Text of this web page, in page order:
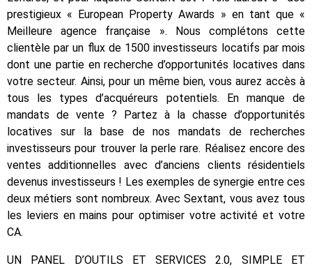
prestigieux « European Property Awards » en tant que «
Meilleure agence française ». Nous complétons cette
clientèle par un flux de 1500 investisseurs locatifs par mois
dont une partie en recherche d’opportunités locatives dans
votre secteur. Ainsi, pour un même bien, vous aurez accès à
tous les types d’acquéreurs potentiels. En manque de
mandats de vente ? Partez à la chasse d’opportunités
locatives sur la base de nos mandats de recherches
investisseurs pour trouver la perle rare. Réalisez encore des
ventes additionnelles avec d’anciens clients résidentiels
devenus investisseurs ! Les exemples de synergie entre ces
deux métiers sont nombreux. Avec Sextant, vous avez tous
les leviers en mains pour optimiser votre activité et votre
CA.
UN PANEL D’OUTILS ET SERVICES 2.0, SIMPLE ET